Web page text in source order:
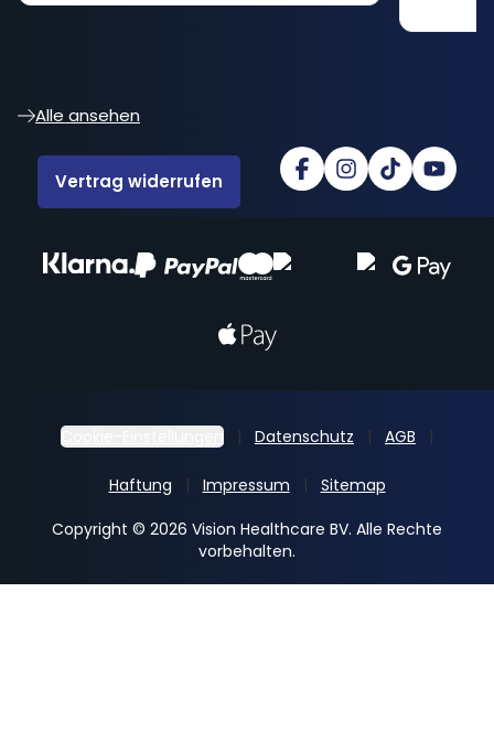
Alle ansehen
Vertrag widerrufen
Cookie-Einstellungen Datenschutz AGB
Haftung Impressum
Sitemap
Copyright © 2026 Vision Healthcare BV. Alle Rechte
vorbehalten.